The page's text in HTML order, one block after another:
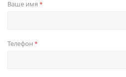
Ваше имя *
Телефон *